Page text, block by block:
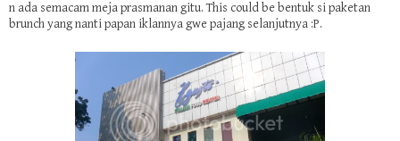
n ada semacam meja prasmanan gitu. This could be bentuk si paketan
brunch yang nanti papan iklannya gwe pajang selanjutnya :P.